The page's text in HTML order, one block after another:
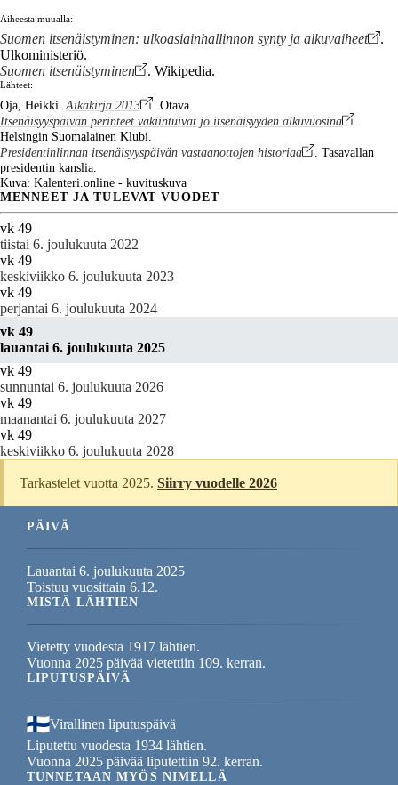
Aiheesta muualla:
Suomen itsenäistyminen: ulkoasiainhallinnon synty ja alkuvaiheet
.
Ulkoministeriö.
Suomen itsenäistyminen
. Wikipedia.
Lähteet:
Oja, Heikki.Aikakirja 2013
. Otava.
Itsenäisyyspäivän perinteet vakiintuivat jo itsenäisyyden alkuvuosina
.
Helsingin Suomalainen Klubi.
Presidentinlinnan itsenäisyyspäivän vastaanottojen historiaa
. Tasavallan
presidentin kanslia.
Kuva: Kalenteri.online - kuvituskuva
MENNEET JA TULEVAT VUODET
vk 49
tiistai 6. joulukuuta 2022
vk 49
keskiviikko 6. joulukuuta 2023
vk 49
perjantai 6. joulukuuta 2024
vk 49
lauantai 6. joulukuuta 2025
vk 49
sunnuntai 6. joulukuuta 2026
vk 49
maanantai 6. joulukuuta 2027
vk 49
keskiviikko 6. joulukuuta 2028
Tarkastelet vuotta 2025.Siirry vuodelle 2026
PÄIVÄ
Lauantai 6. joulukuuta 2025
Toistuu vuosittain 6.12.
MISTÄ LÄHTIEN
Vietetty vuodesta 1917 lähtien.
Vuonna 2025 päivää vietettiin 109. kerran.
LIPUTUSPÄIVÄ
Virallinen liputuspäivä
Liputettu vuodesta 1934 lähtien.
Vuonna 2025 päivää liputettiin 92. kerran.
TUNNETAAN MYÖS NIMELLÄ